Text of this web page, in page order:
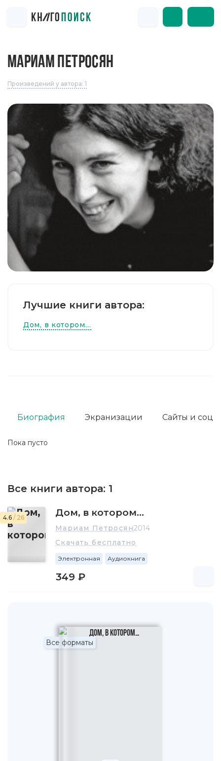
МАРИАМ ПЕТРОСЯН
Произведений у автора: 1
Лучшие книги автора:
Дом, в котором…
Пока пусто
Биография Экранизации Сайты и соц.
Все книги автора: 1
4.6 / 26 Дом, в котором…
Мариам Петросян2014
Скачать бесплатно
Электронная Аудиокнига
349 ₽
Все форматы